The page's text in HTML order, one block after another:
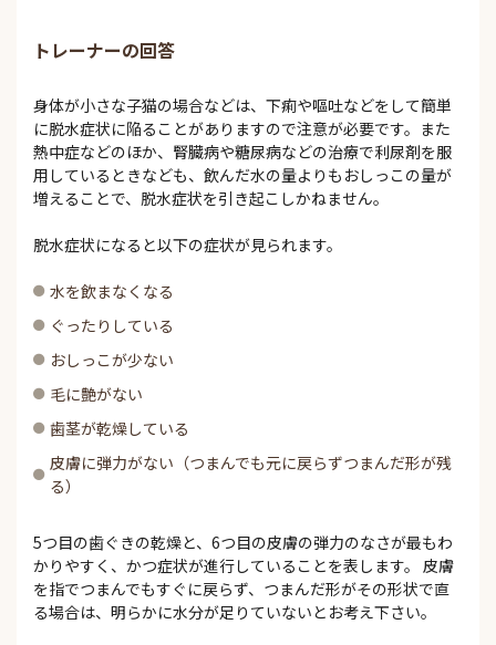
トレーナーの回答
身体が小さな子猫の場合などは、下痢や嘔吐などをして簡単
に脱水症状に陥ることがありますので注意が必要です。また
熱中症などのほか、腎臓病や糖尿病などの治療で利尿剤を服
用しているときなども、飲んだ水の量よりもおしっこの量が
増えることで、脱水症状を引き起こしかねません。
脱水症状になると以下の症状が見られます。
水を飲まなくなる
ぐったりしている
おしっこが少ない
毛に艶がない
歯茎が乾燥している
皮膚に弾力がない（つまんでも元に戻らずつまんだ形が残
る）
5つ目の歯ぐきの乾燥と、6つ目の皮膚の弾力のなさが最もわ
かりやすく、かつ症状が進行していることを表します。 皮膚
を指でつまんでもすぐに戻らず、つまんだ形がその形状で直
る場合は、明らかに水分が足りていないとお考え下さい。